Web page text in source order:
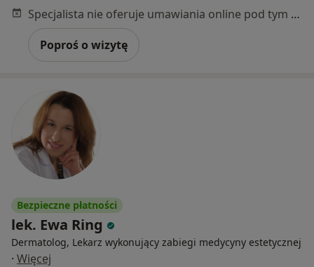
Specjalista nie oferuje umawiania online pod tym adresem.
Poproś o wizytę
Bezpieczne płatności
lek. Ewa Ring
Dermatolog, Lekarz wykonujący zabiegi medycyny estetycznej
· Więcej